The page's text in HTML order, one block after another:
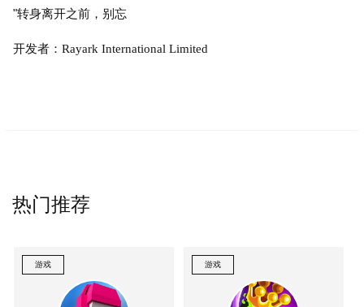
"转身离开之前，别忘
开发者：Rayark International Limited
热门推荐
游戏 游戏